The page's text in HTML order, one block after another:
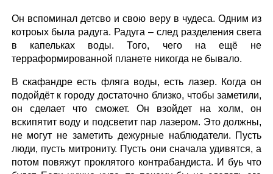
Он вспоминал детсво и свою веру в чудеса. Одним из
котроых была радуга. Радуга – след разделения света
в капельках воды. Того, чего на ещё не
терраформированной планете никогда не бывало.
В скафандре есть фляга воды, есть лазер. Когда он
подойдёт к городу достаточно близко, чтобы заметили,
он сделает что сможет. Он взойдет на холм, он
вскипятит воду и подсветит пар лазером. Это должны,
не могут не заметить дежурные наблюдатели. Пусть
люди, пусть митрониту. Пусть они сначала удивятся, а
потом повяжут проклятого контрабандиста. И буь что